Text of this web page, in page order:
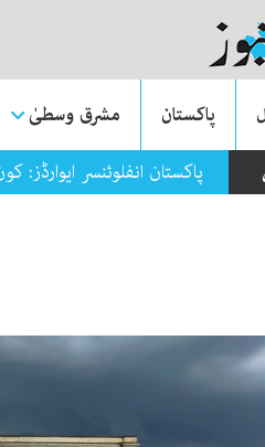
پاکستان مشرق وسطیٰ
پاکستان انفلوئنسر